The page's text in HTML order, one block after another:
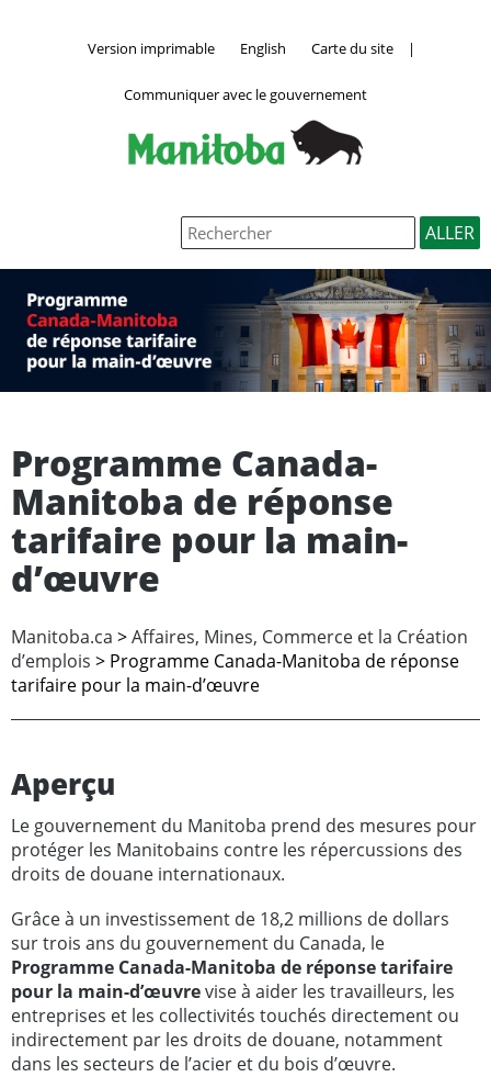
Version imprimable English Carte du site |
Communiquer avec le gouvernement
Programme Canada-
Manitoba de réponse
tarifaire pour la main-
d’œuvre
Manitoba.ca >Affaires, Mines, Commerce et la Création
d’emplois > Programme Canada-Manitoba de réponse
tarifaire pour la main-d’œuvre
Aperçu
Le gouvernement du Manitoba prend des mesures pour
protéger les Manitobains contre les répercussions des
droits de douane internationaux.
Grâce à un investissement de 18,2 millions de dollars
sur trois ans du gouvernement du Canada, le
Programme Canada-Manitoba de réponse tarifaire
pour la main-d’œuvrevise à aider les travailleurs, les
entreprises et les collectivités touchés directement ou
indirectement par les droits de douane, notamment
dans les secteurs de l’acier et du bois d’œuvre.